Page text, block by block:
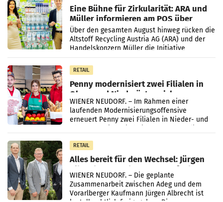
Eine Bühne für Zirkularität: ARA und
Müller informieren am POS über
Kreislauffähigkeit
Über den gesamten August hinweg rücken die
Altstoff Recycling Austria AG (ARA) und der
Handelskonzern Müller die Initiative
„Kreislauf-Helden“ in allen österreichischen
Müller-Filialen
RETAIL
Penny modernisiert zwei Filialen in
Ober- und Niederösterreich
WIENER NEUDORF. – Im Rahmen einer
laufenden Modernisierungsoffensive
erneuert Penny zwei Filialen in Nieder- und
RETAIL
Alles bereit für den Wechsel: Jürgen
Albrecht setzt ab 1.1.2027 auf Adeg
WIENER NEUDORF. – Die geplante
Zusammenarbeit zwischen Adeg und dem
Vorarlberger Kaufmann Jürgen Albrecht ist